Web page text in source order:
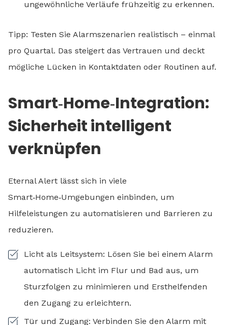
ungewöhnliche Verläufe frühzeitig zu erkennen.
Tipp: Testen Sie Alarmszenarien realistisch – einmal
pro Quartal. Das steigert das Vertrauen und deckt
mögliche Lücken in Kontaktdaten oder Routinen auf.
Smart‑Home‑Integration:
Sicherheit intelligent
verknüpfen
Eternal Alert lässt sich in viele
Smart‑Home‑Umgebungen einbinden, um
Hilfeleistungen zu automatisieren und Barrieren zu
reduzieren.
Licht als Leitsystem: Lösen Sie bei einem Alarm
automatisch Licht im Flur und Bad aus, um
Sturzfolgen zu minimieren und Ersthelfenden
den Zugang zu erleichtern.
Tür und Zugang: Verbinden Sie den Alarm mit